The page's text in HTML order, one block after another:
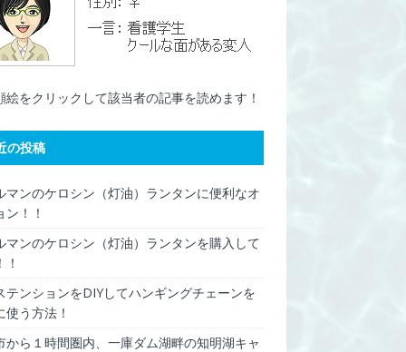
をクリックして該当者の記事を読めます！
の投稿
マンのケロシン（灯油）ランタンに便利なオ
ン！！
マンのケロシン（灯油）ランタンを購入して
テンションをDIYしてハンギングチェーンを
使う方法！
から１時間圏内、一庫ダム湖畔の知明湖キャ